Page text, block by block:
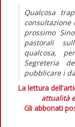
Qualcosa
prossimo
pastorali
qualcosa,
Segreteria
pubblicare i
La lettura
attualità
Gli abbonati